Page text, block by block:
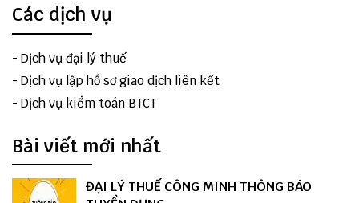
Các dịch vụ
- Dịch vụ đại lý thuế
- Dịch vụ lập hồ sơ giao dịch liên kết
- Dịch vụ kiểm toán BTCT
Bài viết mới nhất
ĐẠI LÝ THUẾ CÔNG MINH THÔNG BÁO